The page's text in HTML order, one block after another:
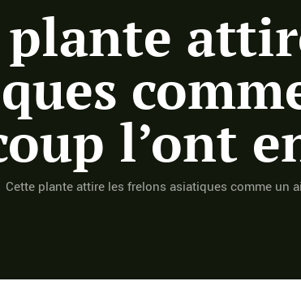
plante
l’ont
Cette plante attire les frelons asiatiques comme un